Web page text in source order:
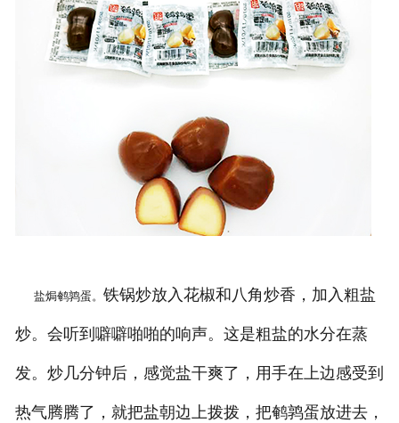
盐焗鹌鹑蛋。 铁锅炒放入花椒和八角炒香，加入粗盐
炒。会听到噼噼啪啪的响声。这是粗盐的水分在蒸
发。炒几分钟后，感觉盐干爽了，用手在上边感受到
热气腾腾了，就把盐朝边上拨拨，把鹌鹑蛋放进去，